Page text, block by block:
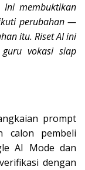
Ini membuktikan
perubahan —
itu. Riset AI ini
vokasi siap
prompt
calon pembeli
AI Mode dan
dengan